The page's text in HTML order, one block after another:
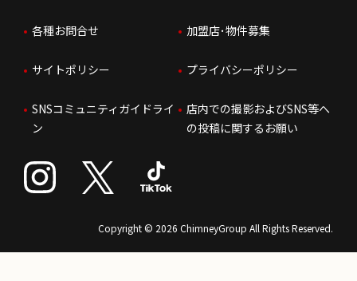
IRお問合せ
人財育成
サステナビリティ
各種お問合せ 加盟店･物件募集
サイトポリシー プライバシーポリシー
SNSコミュニティガイドライ
ン
店内での撮影およびSNS等へ
の投稿に関するお願い
Copyright © 2026 ChimneyGroup All Rights Reserved.